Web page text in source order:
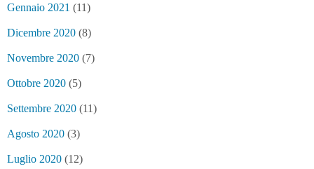
Gennaio 2021 (11)
Dicembre 2020 (8)
Novembre 2020 (7)
Ottobre 2020 (5)
Settembre 2020 (11)
Agosto 2020 (3)
Luglio 2020 (12)